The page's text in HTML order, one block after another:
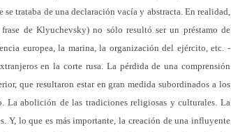
trataba de una declaración vacía y abstracta. En realidad,
de Klyuchevsky) no sólo resultó ser un préstamo de
europea, la marina, la organización del ejército, etc. -
en la corte rusa. La pérdida de una comprensión
que resultaron estar en gran medida subordinados a los
La abolición de las tradiciones religiosas y culturales. La
Y, lo que es más importante, la creación de una influyente